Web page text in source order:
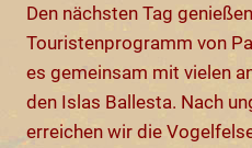
Den nächsten Tag
Touristenprogramm von
es gemeinsam mit vielen
den Islas Ballesta. Nach
erreichen wir die